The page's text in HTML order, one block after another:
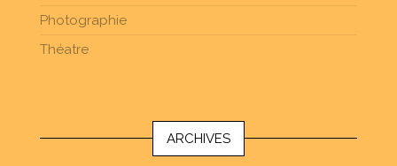
Photographie
Théatre
ARCHIVES